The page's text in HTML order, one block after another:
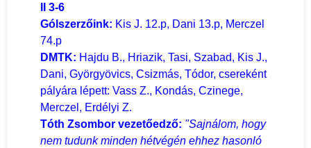
II 3-6
Gólszerzőink: Kis J. 12.p, Dani 13.p, Merczel
74.p
DMTK: Hajdu B., Hriazik, Tasi, Szabad, Kis J.,
Dani, Györgyövics, Csizmás, Tódor, csereként
pályára lépett: Vass Z., Kondás, Czinege,
Merczel, Erdélyi Z.
Tóth Zsombor vezetőedző: "Sajnálom, hogy
nem tudunk minden hétvégén ehhez hasonló